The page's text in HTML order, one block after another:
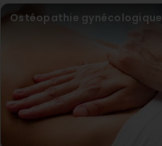
Ostéopathie gynécologique